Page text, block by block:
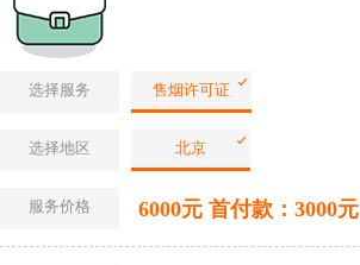
选择服务 售烟许可证
选择地区 北京
服务价格 6000元 首付款：3000元